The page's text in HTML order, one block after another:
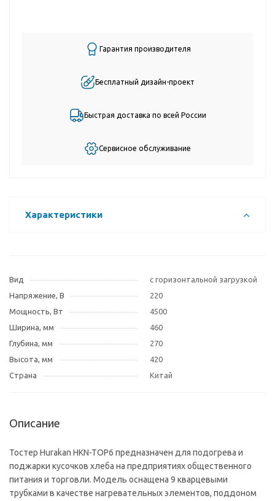
Гарантия производителя
Бесплатный дизайн-проект
Быстрая доставка по всей России
Сервисное обслуживание
Характеристики
Вид
с горизонтальной загрузкой
Напряжение, В
220
Мощность, Вт
4500
Ширина, мм
460
Глубина, мм
270
Высота, мм
420
Страна
Китай
Описание
Тостер Hurakan HKN-TOP6 предназначен для подогрева и
поджарки кусочков хлеба на предприятиях общественного
питания и торговли. Модель оснащена 9 кварцевыми
трубками в качестве нагревательных элементов, поддоном